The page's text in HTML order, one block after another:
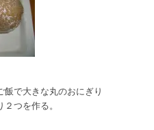
飯で大きな丸のおにぎり
つを作る。